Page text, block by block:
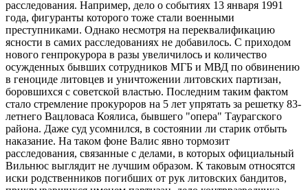
расследования. Например, дело о событиях 13 января 1991
года, фигуранты которого тоже стали военными
преступниками. Однако несмотря на переквалификацию
ясности в самих расследованиях не добавилось. С приходом
нового генпрокурора в разы увеличилось и количество
осужденных бывших сотрудников МГБ и МВД по обвинению
в геноциде литовцев и уничтожении литовских партизан,
боровшихся с советской властью. Последним таким фактом
стало стремление прокуроров на 5 лет упрятать за решетку 83-
летнего Вацловаса Коялиса, бывшего "опера" Таурагского
района. Даже суд усомнился, в состоянии ли старик отбыть
наказание. На таком фоне Валис явно тормозит
расследования, связанные с делами, в которых официальный
Вильнюс выглядит не лучшим образом. К таковым относятся
иски родственников погибших от рук литовских бандитов,